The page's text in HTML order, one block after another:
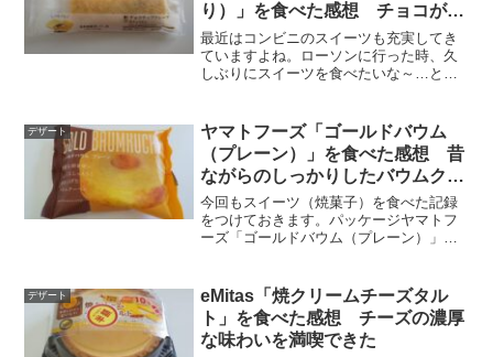
り）」を食べた感想 チョコがぎ
っしり詰まっていた
最近はコンビニのスイーツも充実してき
ていますよね。ローソンに行った時、久
しぶりにスイーツを食べたいな～…とク
コ入り）」のパッケージです。チョコチ
ップか～…これは美味しそ...
デザート
ヤマトフーズ「ゴールドバウム
（プレーン）」を食べた感想 昔
ながらのしっかりしたバウムクー
ヘンだった
今回もスイーツ（焼菓子）を食べた記録
をつけておきます。パッケージヤマトフ
ーズ「ゴールドバウム（プレーン）」の
ン…！！これはとても美味しそうな響き
ですね。裏面の原材料名や栄...
デザート
eMitas「焼クリームチーズタル
ト」を食べた感想 チーズの濃厚
な味わいを満喫できた